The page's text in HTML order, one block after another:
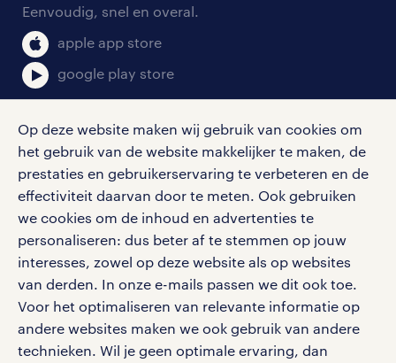
Op deze website maken wij gebruik van cookies om
het gebruik van de website makkelijker te maken, de
prestaties en gebruikerservaring te verbeteren en de
effectiviteit daarvan door te meten. Ook gebruiken
we cookies om de inhoud en advertenties te
personaliseren: dus beter af te stemmen op jouw
interesses, zowel op deze website als op websites
van derden. In onze e-mails passen we dit ook toe.
Voor het optimaliseren van relevante informatie op
andere websites maken we ook gebruik van andere
technieken. Wil je geen optimale ervaring, dan
bruto-netto calculator
klachten en misstanden
Eenvoudig, snel en overal.
apple app store
google play store
social media
Volg ons voor de leukste content omtrent
vacatures, solliciteren en inspiratie.
werken bij randstad
gebruikersvoorwaarden